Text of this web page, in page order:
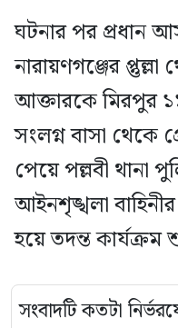
ঘটনার পর প্রধান
নারায়ণগঞ্জের প্তুল্লা
আক্তারকে মিরপুর ১১
সংলগ্ন বাসা থেকে
পেয়ে পল্লবী থানা
আইনশৃঙ্খলা
হয়ে তদন্ত
সংবাদটি কতটা